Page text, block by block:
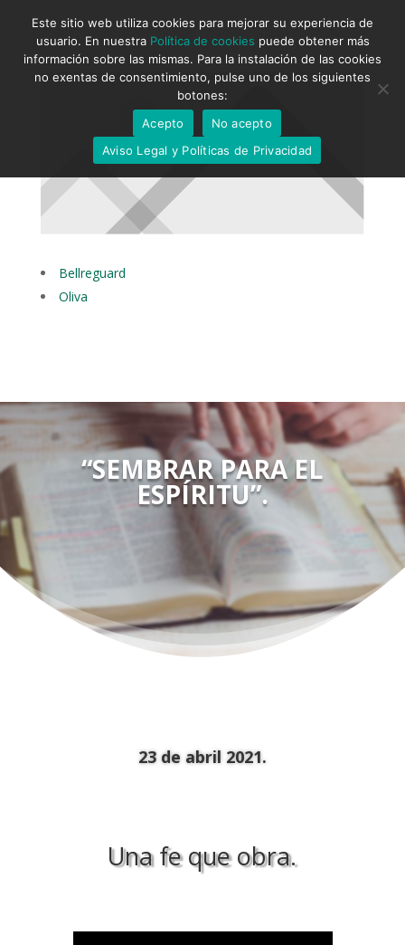
Bellreguard
Oliva
“SEMBRAR PARA EL
ESPÍRITU”.
23 de abril 2021.
Una fe que obra.
Este sitio web utiliza cookies para mejorar su experiencia de
usuario. En nuestra Política de cookies puede obtener más
información sobre las mismas. Para la instalación de las cookies
no exentas de consentimiento, pulse uno de los siguientes
botones:
Acepto
No acepto
Aviso Legal y Políticas de Privacidad